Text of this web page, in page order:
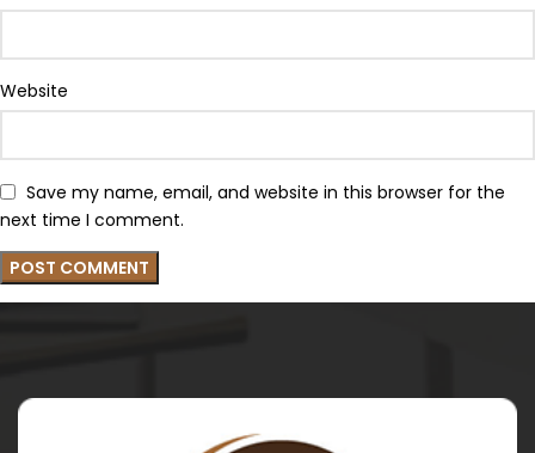
Website
Save my name, email, and website in this browser for the
next time I comment.